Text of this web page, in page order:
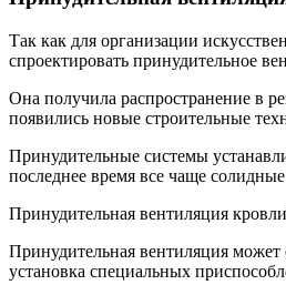
Так как для организации
спроектировать принудительное
Она получила распространение в
появились новые строительные
Принудительные системы
последнее время все чаще
Принудительная вентиляция
Принудительная вентиляция
установка специальных